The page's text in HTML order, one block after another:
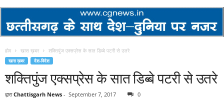
होम खास ख़बर शक्तिपुंज एक्सप्रेस के सात डिब्बे पटरी से उतरे
खास ख़बर देश-विदेश
शक्तिपुंज एक्सप्रेस के सात डिब्बे पटरी से उतरे
द्वारा Chattisgarh News - September 7, 2017 0